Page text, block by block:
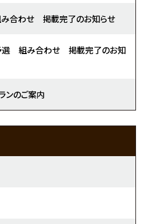
合わせ 掲載完了のお知らせ
選 組み合わせ 掲載完了のお知
ンのご案内